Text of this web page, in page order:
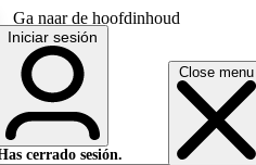
Ga naar de hoofdinhoud
Close menu
English
Français
Iniciar sesión
cerrado sesión.